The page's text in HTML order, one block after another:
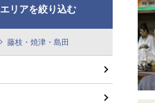
エリアを絞り込む
藤枝・焼津・島田